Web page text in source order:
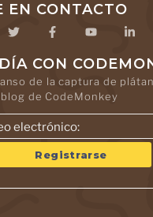
EN CONTACTO
CON
de la captura de
de CodeMonkey